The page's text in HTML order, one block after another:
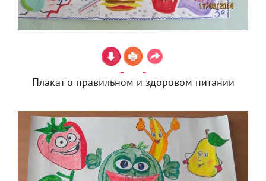
Плакат о правильном и здоровом питании